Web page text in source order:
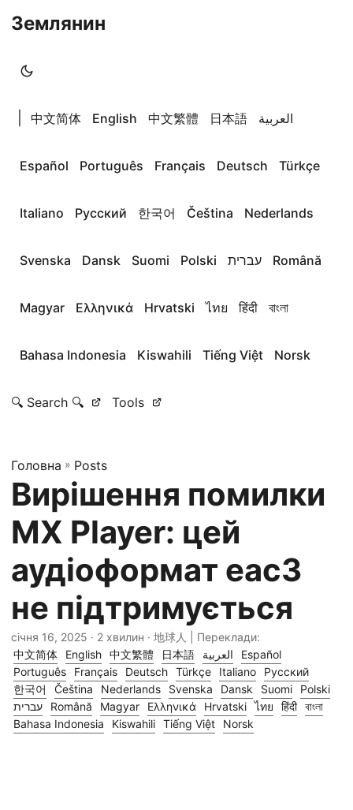
Землянин
中文简体 English 中文繁體 日本語 العربية
Español Português Français Deutsch Türkçe
Italiano Русский 한국어 Čeština Nederlands
Svenska Dansk Suomi Polski עברית Română
Magyar Ελληνικά Hrvatski ไทย हिंदी বাংলা
Bahasa Indonesia Kiswahili Tiếng Việt Norsk
🔍 Search 🔍 Tools
Головна » Posts
Вирішення помилки
MX Player: цей
аудіоформат eac3
не підтримується
січня 16, 2025 · 2 хвилин · 地球人 | Переклади:
中文简体
English 中文繁體 日本語 العربية
Español
Português
Français Deutsch Türkçe Italiano
Русский
한국어
Čeština Nederlands Svenska Dansk Suomi
Polski
עברית
Română Magyar Ελληνικά Hrvatski ไทย हिंदी বাংলা
Bahasa Indonesia
Kiswahili Tiếng Việt Norsk